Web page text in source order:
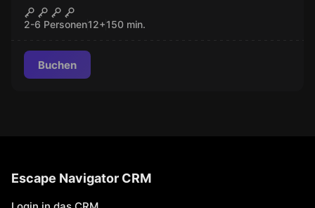
Tödlicher Schuss
2-6 Personen12+150 min.
Buchen
Escape Navigator CRM